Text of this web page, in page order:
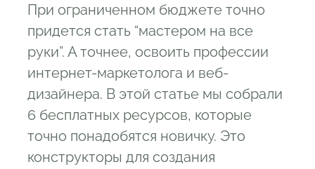
При ограниченном бюджете точно
придется стать “мастером на все
руки”. А точнее, освоить профессии
интернет-маркетолога и веб-
дизайнера. В этой статье мы собрали
6 бесплатных ресурсов, которые
точно понадобятся новичку. Это
конструкторы для создания